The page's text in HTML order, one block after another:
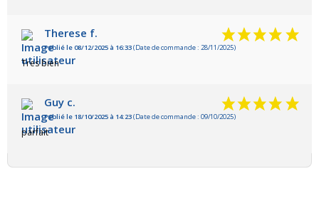
Therese f.
Publié le 08/12/2025 à 16:33(Date de commande : 28/11/2025)
Tres bien
Guy c.
Publié le 18/10/2025 à 14:23(Date de commande : 09/10/2025)
parfait